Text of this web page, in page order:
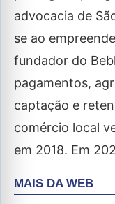
advocacia de
se ao
fundador do
pagamentos,
captação e
comércio local
em 2018. Em